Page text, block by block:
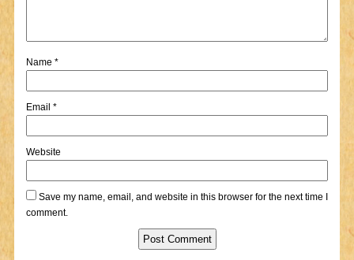
Name *
Email *
Website
Save my name, email, and website in this browser for the next time I
comment.